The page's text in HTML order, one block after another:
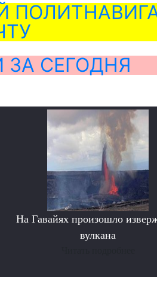
ЗА СЕГОДНЯ
На Гавайях произошло
вулкана